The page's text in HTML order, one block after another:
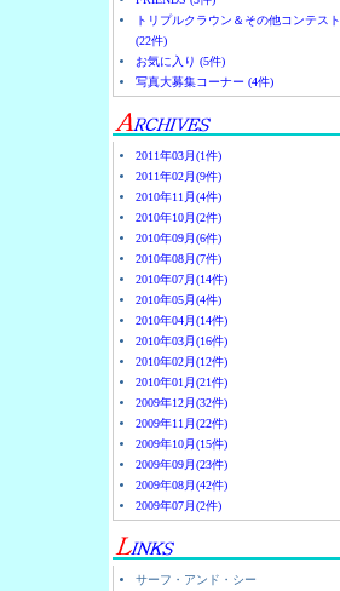
トリプルクラウン＆その他コンテスト
(22件)
お気に入り (5件)
写真大募集コーナー (4件)
2011年03月(1件)
2011年02月(9件)
2010年11月(4件)
2010年10月(2件)
2010年09月(6件)
2010年08月(7件)
2010年07月(14件)
2010年05月(4件)
2010年04月(14件)
2010年03月(16件)
2010年02月(12件)
2010年01月(21件)
2009年12月(32件)
2009年11月(22件)
2009年10月(15件)
2009年09月(23件)
2009年08月(42件)
2009年07月(2件)
サーフ・アンド・シー